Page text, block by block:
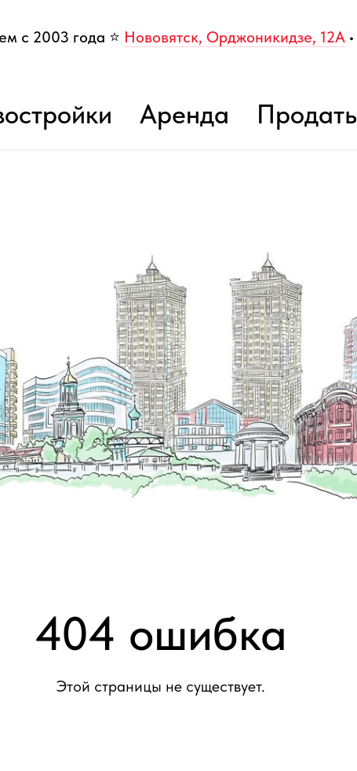
с 2003 года ⭐ Нововятск, Орджоникидзе, 12А •
Аренда Продать
404 ошибка
Этой страницы не существует.